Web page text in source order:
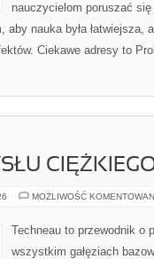
nauczycielom poruszać
nauka była łatwiejsza,
Ciekawe adresy to
MOŻLIWOŚĆ
Techneau to przewodnik o
wszystkim gałęziach